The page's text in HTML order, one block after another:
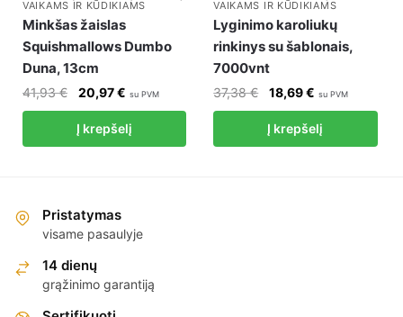
VAIKAMS IR KŪDIKIAMS
Minkšas žaislas
Squishmallows Dumbo
Duna, 13cm
41,93€
Original
price
was:
41,93 €.
20,97€ Current
price
is:
20,97 €.
su PVM
Į krepšelį
VAIKAMS IR KŪDIKIAMS
Lyginimo karoliukų
rinkinys su šablonais,
7000vnt
37,38€
Original
price
was:
37,38 €.
18,69€ Current
price
is:
18,69 €.
su PVM
Į krepšelį
Pristatymas
visame pasaulyje
14 dienų
grąžinimo garantiją